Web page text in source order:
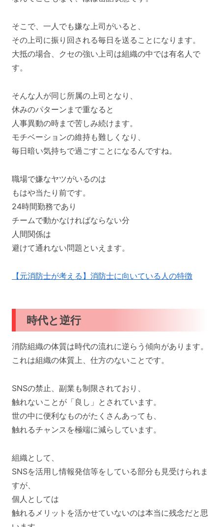
そこで、一人でも嫌な上司がいると、
その上司に振り回される毎日を送ることになります。
大抵の場合、クセの強い上司は組織の中では有名人で
す。
そんな人が同じ所属の上司となり、
休みのパターンまで重なると
人事異動の時まで苦しみ続けます。
モチベーションの維持も難しくなり、
毎日暗い気持ちで過ごすことになるんですね。
職場で嫌なヤツがいるのは
もはや当たり前です。
24時間勤務であり
チームで動かなければならない分
人間関係は
避けて通れない問題といえます。
【元消防士が考える】消防士に向いている人の特徴
時代と逆行
消防組織の体質は時代の流れに逆らう傾向があります。
これは組織の体質上、仕方のないことです。
SNSの禁止、副業も制限されており、
触れないことが「良し」とされています。
世の中に便利なものがたくさんあっても、
触れるチャンスを極端に減らしています。
組織として、
SNSを活用し情報発信等をしている部分も見受けられま
すが、
個人としては
触れるメリットを活かせていないのは本当に残念だと思